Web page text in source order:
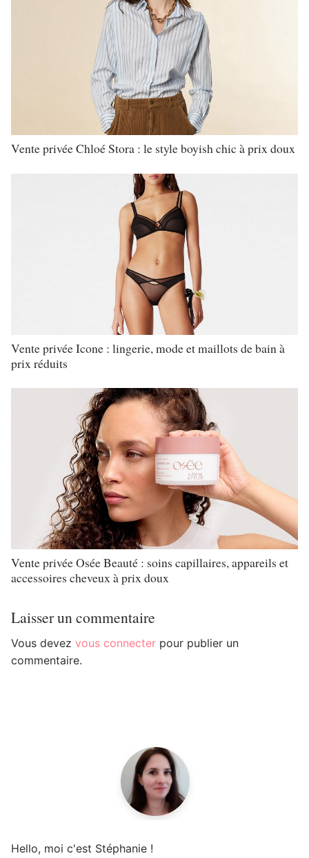
Vente privée Chloé Stora : le style boyish chic à prix doux
Vente privée Icone : lingerie, mode et maillots de bain à
prix réduits
Vente privée Osée Beauté : soins capillaires, appareils et
accessoires cheveux à prix doux
Laisser un commentaire
Vous devez vous connecter pour publier un
commentaire.
Hello, moi c'est Stéphanie !